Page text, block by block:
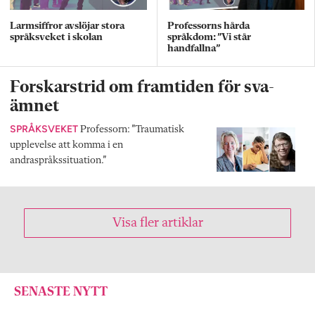
Larmsiffror avslöjar stora
språksveket i skolan
Professorns hårda
språkdom: ”Vi står
handfallna”
Forskarstrid om framtiden för sva-
ämnet
SPRÅKSVEKET Professorn: ”Traumatisk
upplevelse att komma i en
andraspråkssituation.”
Visa fler artiklar
SENASTE NYTT